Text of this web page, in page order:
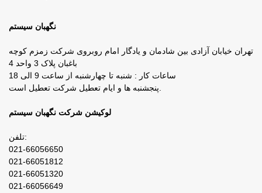
نگهبان سیستم
تهران خیابان آزادی بین شادمان و یادگار امام روبروی شرکت زمزم کوچه
باغبان پلاک 3 واحد 4
لوکیشن شرکت نگهبان سیستم
تلفن:
021-66056650
021-66051812
021-66051320
021-66056649